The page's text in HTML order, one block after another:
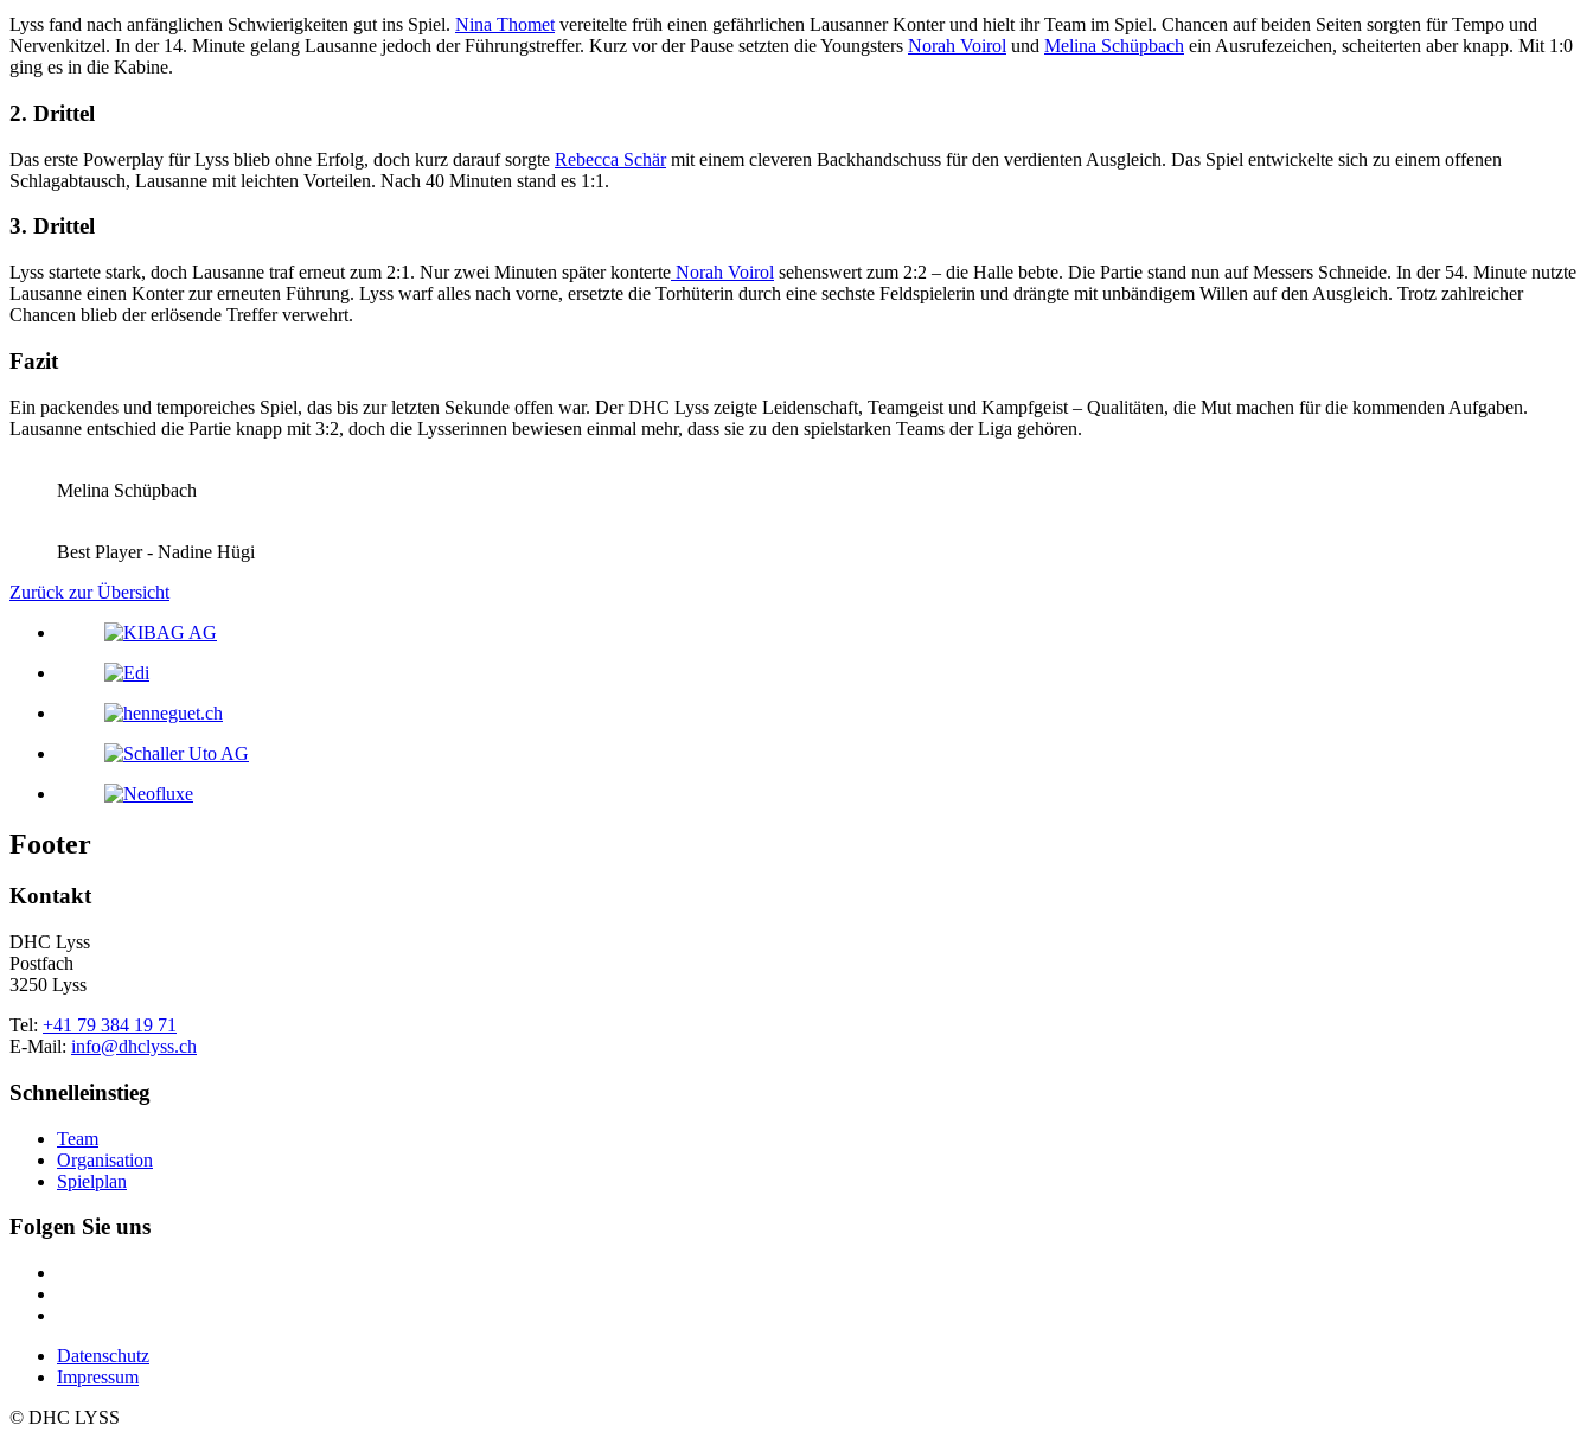
Lyss fand nach anfänglichen Schwierigkeiten gut ins Spiel. Nina Thomet vereitelte früh einen gefährlichen Lausanner Konter und hielt ihr Team im Spiel. Chancen auf beiden Seiten sorgten für Tempo und
Nervenkitzel. In der 14. Minute gelang Lausanne jedoch der Führungstreffer. Kurz vor der Pause setzten die Youngsters Norah Voirol und Melina Schüpbach ein Ausrufezeichen, scheiterten aber knapp. Mit 1:0
ging es in die Kabine.
2. Drittel
Das erste Powerplay für Lyss blieb ohne Erfolg, doch kurz darauf sorgte Rebecca Schärmit einem cleveren Backhandschuss für den verdienten Ausgleich. Das Spiel entwickelte sich zu einem offenen
Schlagabtausch, Lausanne mit leichten Vorteilen. Nach 40 Minuten stand es 1:1.
3. Drittel
Lyss startete stark, doch Lausanne traf erneut zum 2:1. Nur zwei Minuten später konterte Norah Voirol sehenswert zum 2:2 – die Halle bebte. Die Partie stand nun auf Messers Schneide. In der 54. Minute nutzte
Lausanne einen Konter zur erneuten Führung. Lyss warf alles nach vorne, ersetzte die Torhüterin durch eine sechste Feldspielerin und drängte mit unbändigem Willen auf den Ausgleich. Trotz zahlreicher
Chancen blieb der erlösende Treffer verwehrt.
Fazit
Ein packendes und temporeiches Spiel, das bis zur letzten Sekunde offen war. Der DHC Lyss zeigte Leidenschaft, Teamgeist und Kampfgeist – Qualitäten, die Mut machen für die kommenden Aufgaben.
Lausanne entschied die Partie knapp mit 3:2, doch die Lysserinnen bewiesen einmal mehr, dass sie zu den spielstarken Teams der Liga gehören.
Melina Schüpbach
Best Player - Nadine Hügi
Zurück zur Übersicht
Footer
Kontakt
DHC Lyss
Postfach
3250 Lyss
Tel: +41 79 384 19 71
E-Mail: info@dhclyss.ch
Schnelleinstieg
Team
Organisation
Spielplan
Folgen Sie uns
Datenschutz
Impressum
© DHC LYSS